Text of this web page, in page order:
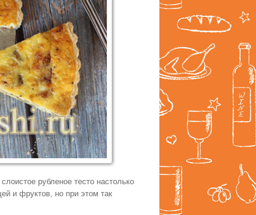
рубленое тесто настолько
и фруктов, но при этом так